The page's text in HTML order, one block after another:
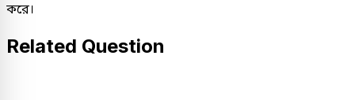
করে।
Related Question